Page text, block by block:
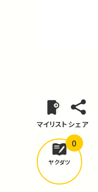
マイリスト シェア
ど
ヤクダツ
0